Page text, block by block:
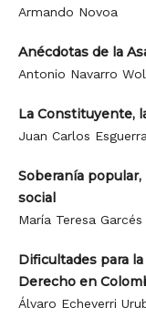
Armando Novoa
Anécdotas de la
Antonio Navarro
La Constituyente,
Juan Carlos
Soberanía
social
María Teresa
Dificultades para
Derecho en
Álvaro Echeverri